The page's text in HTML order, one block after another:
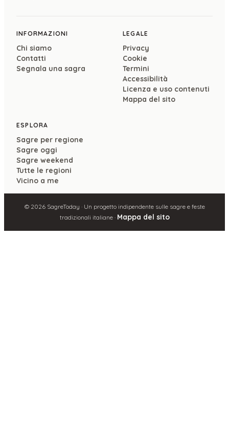
INFORMAZIONI
Chi siamo
Contatti
Segnala una sagra
LEGALE
Privacy
Cookie
Termini
Accessibilità
Licenza e uso contenuti
Mappa del sito
ESPLORA
Sagre per regione
Sagre oggi
Sagre weekend
Tutte le regioni
Vicino a me
© 2026SagreToday · Un progetto indipendente sulle sagre e feste
tradizionali italiane · Mappa del sito